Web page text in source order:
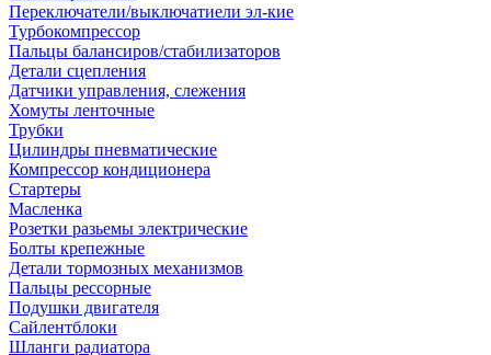
Переключатели/выключатиели эл-кие
Турбокомпрессор
Пальцы балансиров/стабилизаторов
Детали сцепления
Датчики управления, слежения
Хомуты ленточные
Трубки
Цилиндры пневматические
Компрессор кондиционера
Стартеры
Масленка
Розетки разьемы электрические
Болты крепежные
Детали тормозных механизмов
Пальцы рессорные
Подушки двигателя
Сайлентблоки
Шланги радиатора